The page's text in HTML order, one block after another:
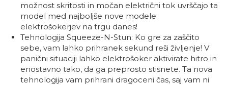
možnost skritosti in močan električni tok uvrščajo ta
model med najboljše nove modele
elektrošokerjev na trgu danes!
Tehnologija Squeeze-N-Stun: Ko gre za zaščito
sebe, vam lahko prihranek sekund reši življenje! V
panični situaciji lahko elektrošoker aktivirate hitro in
enostavno tako, da ga preprosto stisnete. Ta nova
tehnologija vam prihrani dragoceni čas, saj vam ni